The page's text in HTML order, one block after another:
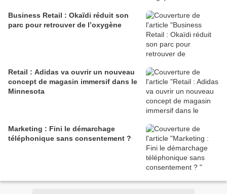
Business Retail : Okaïdi réduit son
parc pour retrouver de l’oxygène
Retail : Adidas va ouvrir un nouveau
concept de magasin immersif dans le
Minnesota
Marketing : Fini le démarchage
téléphonique sans consentement ?